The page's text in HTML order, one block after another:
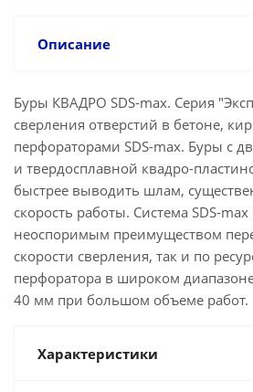
Описание
Буры КВАДРО SDS-max. Серия
сверления отверстий в бетоне,
перфораторами SDS-max. Буры с
и твердосплавной квадро-
быстрее выводить шлам,
скорость работы. Система SDS-max
неоспоримым преимуществом
скорости сверления, так и по
перфоратора в широком
40 мм при большом объеме работ.
Характеристики